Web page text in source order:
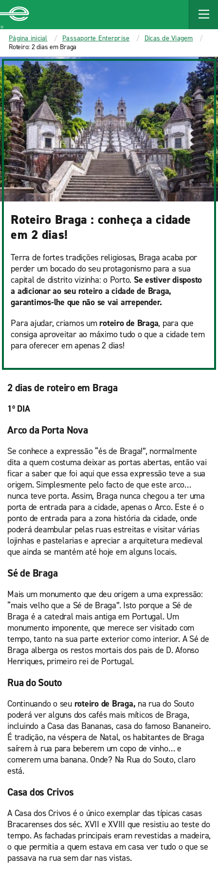
MAIN
CONTENT
Enterprise
Página inicial Passaporte Enterprise
Dicas de Viagem
Roteiro: 2 dias em Braga
Roteiro Braga : conheça a cidade
em 2 dias!
Terra de fortes tradições religiosas, Braga acaba por
perder um bocado do seu protagonismo para a sua
capital de distrito vizinha: o Porto. Se estiver disposto
a adicionar ao seu roteiro a cidade de Braga,
garantimos-lhe que não se vai arrepender.
Para ajudar, criamos umroteiro de Braga, para que
consiga aproveitar ao máximo tudo o que a cidade tem
para oferecer em apenas 2 dias!
2 dias de roteiro em Braga
1º DIA
Arco da Porta Nova
Se conhece a expressão “és de Braga!”, normalmente
dita a quem costuma deixar as portas abertas, então vai
ficar a saber que foi aqui que essa expressão teve a sua
origem. Simplesmente pelo facto de que este arco…
nunca teve porta. Assim, Braga nunca chegou a ter uma
porta de entrada para a cidade, apenas o Arco. Este é o
ponto de entrada para a zona história da cidade, onde
poderá deambular pelas ruas estreitas e visitar várias
lojinhas e pastelarias e apreciar a arquitetura medieval
que ainda se mantém até hoje em alguns locais.
Sé de Braga
Mais um monumento que deu origem a uma expressão:
“mais velho que a Sé de Braga”. Isto porque a Sé de
Braga é a catedral mais antiga em Portugal. Um
monumento imponente, que merece ser visitado com
tempo, tanto na sua parte exterior como interior. A Sé de
Braga alberga os restos mortais dos pais de D. Afonso
Henriques, primeiro rei de Portugal.
Rua do Souto
Continuando o seu roteiro de Braga, na rua do Souto
poderá ver alguns dos cafés mais míticos de Braga,
incluindo a Casa das Bananas, casa do famoso Bananeiro.
É tradição, na véspera de Natal, os habitantes de Braga
saírem à rua para beberem um copo de vinho… e
comerem uma banana. Onde? Na Rua do Souto, claro
está.
Casa dos Crivos
A Casa dos Crivos é o único exemplar das típicas casas
Bracarenses dos séc. XVII e XVIII que resistiu ao teste do
tempo. As fachadas principais eram revestidas a madeira,
o que permitia a quem estava em casa ver tudo o que se
passava na rua sem dar nas vistas.